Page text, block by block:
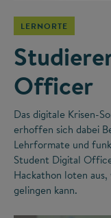
LERNORTE
Officer
Das digitale Krisen-
erhoffen sich dabei
Lehrformate und
Student Digital
Hackathon loten aus,
gelingen kann.